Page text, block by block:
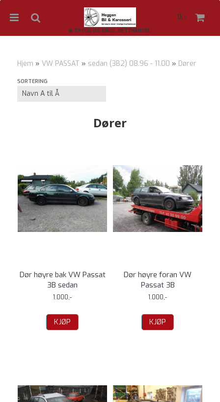
0,-
TRYGG OG ENKEL NETTHANDEL!
Hjem » VW PASSAT » sedan (3B2) 08.96 - 11.00 » Dører
SORTERING
Dører
Dør høyre bak VW Passat
3B sedan
1.000,-
KJØP
Dør høyre foran VW
Passat 3B
1.000,-
KJØP